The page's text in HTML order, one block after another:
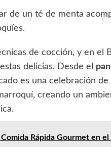
de un té de menta
de cocción, y en el
delicias. Desde el
es una celebración de
creando un
Rápida Gourmet en